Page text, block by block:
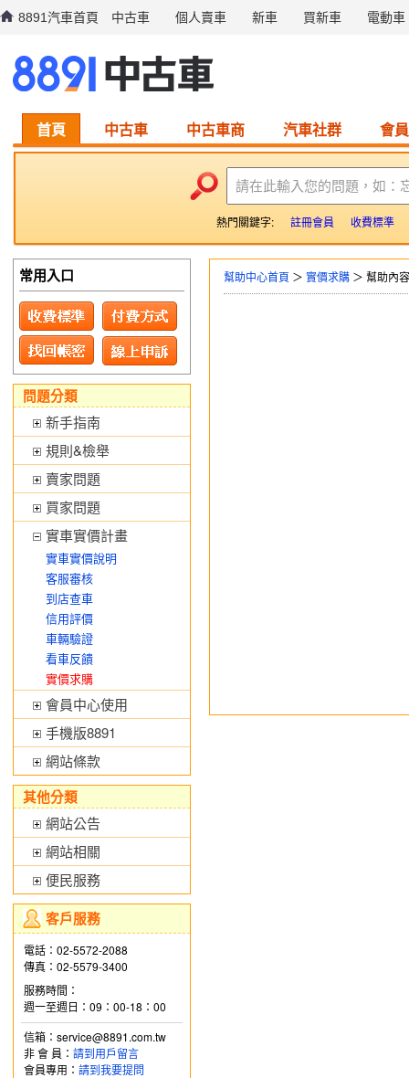
8891汽車首頁 中古車 個人賣車 新車 買新車 電動車
首頁 中古車 中古車商 汽車社群 會
請在此輸入您的問題，如：
熱門關鍵字: 註冊會員 收費標準
幫助中心首頁 ＞ 實價求購 ＞ 幫助內容
常用入口
問題分類
新手指南
規則&檢舉
賣家問題
買家問題
實車實價計畫
實車實價說明
客服審核
到店查車
信用評價
車輛驗證
看車反饋
實價求購
會員中心使用
手機版8891
網站條款
其他分類
網站公告
網站相關
便民服務
客戶服務
電話：02-5572-2088
傳真：02-5579-3400
服務時間：
週一至週日：09：00-18：00
信箱：service@8891.com.tw
非 會 員： 請到用戶留言
會員專用： 請到我要提問